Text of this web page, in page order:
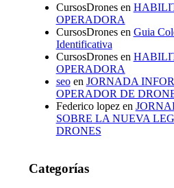
CursosDronesen
OPERADORA
CursosDronesen Guia
Identificativa
CursosDronesen
OPERADORA
seoen JORNADA
OPERADOR DE
Federico lopezen
SOBRE LA NUEVA
DRONES
Categorías